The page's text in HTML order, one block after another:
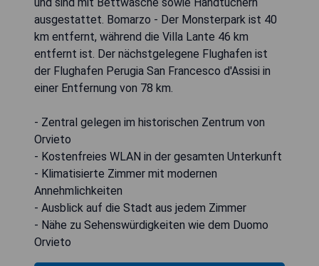
ausgestattet. Bomarzo - Der Monsterpark ist 40
km entfernt, während die Villa Lante 46 km
entfernt ist. Der nächstgelegene Flughafen ist
der Flughafen Perugia San Francesco d'Assisi in
einer Entfernung von 78 km.
- Zentral gelegen im historischen Zentrum von
Orvieto
- Kostenfreies WLAN in der gesamten Unterkunft
- Klimatisierte Zimmer mit modernen
Annehmlichkeiten
- Ausblick auf die Stadt aus jedem Zimmer
- Nähe zu Sehenswürdigkeiten wie dem Duomo
Orvieto